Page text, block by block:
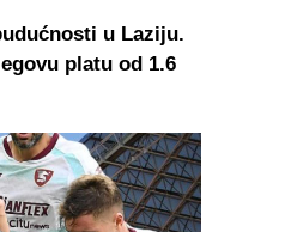
u Laziju.
platu od 1.6